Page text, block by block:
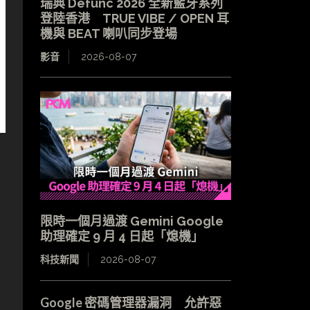
瑞典 Defunc 2026 全新藍牙系列
登陸香港 TRUE VIBE / OPEN 耳
機與 BEAT 喇叭同步登場
影音 2026-08-07
限時一個月過渡 Gemini Google
助理確定 9 月 4 日起「熄機」
科技新聞 2026-08-07
Google 密碼管理器漏洞 允許惡